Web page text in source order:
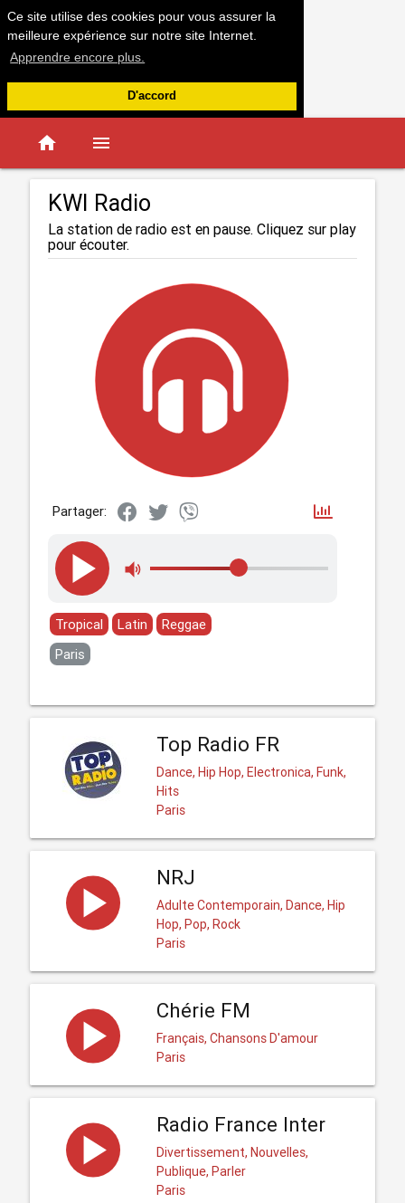
Ce site utilise des cookies pour vous assurer la
meilleure expérience sur notre site Internet.
Apprendre encore plus.
D'accord
home menu
KWI Radio
La station de radio est en pause. Cliquez sur play
pour écouter.
Partager:
Tropical Latin
Reggae
Paris
Top Radio FR
Dance, Hip Hop, Electronica, Funk,
Hits
Paris
NRJ
Adulte Contemporain, Dance, Hip
Hop, Pop, Rock
Paris
Chérie FM
Français, Chansons D'amour
Paris
Radio France Inter
Divertissement, Nouvelles,
Publique, Parler
Paris